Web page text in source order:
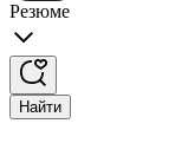
Резюме
Найти